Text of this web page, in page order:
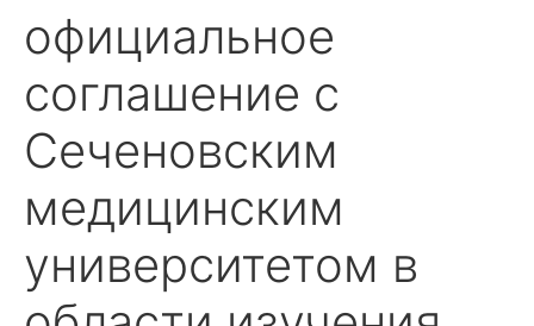
официальное
соглашение с
Сеченовским
медицинским
университетом в